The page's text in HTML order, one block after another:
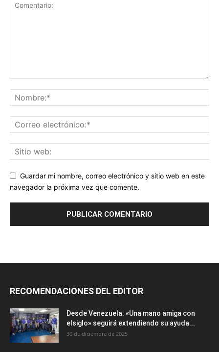
Guardar mi nombre, correo electrónico y sitio web en este
navegador la próxima vez que comente.
RECOMENDACIONES DEL EDITOR
Desde Venezuela: «Una mano amiga con
elsiglo» seguirá extendiendo su ayuda...
30 de diciembre de 2025